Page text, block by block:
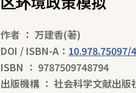
作者 ： 万建香(著)
DOI / ISBN-A： 10.978.75097/
ISBN ： 9787509748794
出版機構 ： 社会科学文献出版